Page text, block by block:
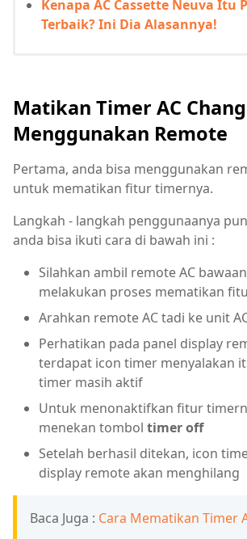
Kenapa AC Cassette Neuva Itu
Terbaik? Ini Dia Alasannya!
Matikan Timer AC
Menggunakan Remote
Pertama, anda bisa menggunakan
untuk mematikan fitur timernya.
Langkah - langkah penggunaanya
anda bisa ikuti cara di bawah ini :
Silahkan ambil remote AC
melakukan proses mematikan
Arahkan remote AC tadi ke unit
Perhatikan pada panel display
terdapat icon timer menyalakan
timer masih aktif
Untuk menonaktifkan fitur
menekan tombol timer off
Setelah berhasil ditekan, icon
display remote akan menghilang
Baca Juga : Cara Mematikan Timer